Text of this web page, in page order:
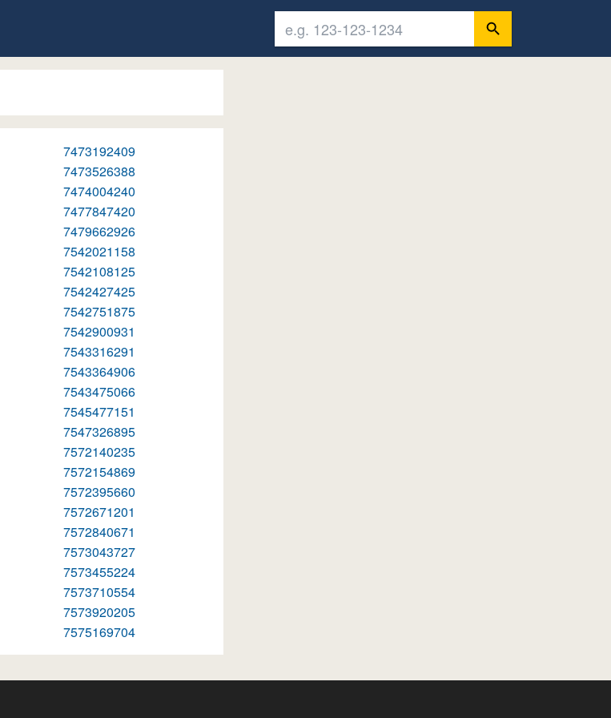
7473192409
7473526388
7474004240
7477847420
7479662926
7542021158
7542108125
7542427425
7542751875
7542900931
7543316291
7543364906
7543475066
7545477151
7547326895
7572140235
7572154869
7572395660
7572671201
7572840671
7573043727
7573455224
7573710554
7573920205
7575169704